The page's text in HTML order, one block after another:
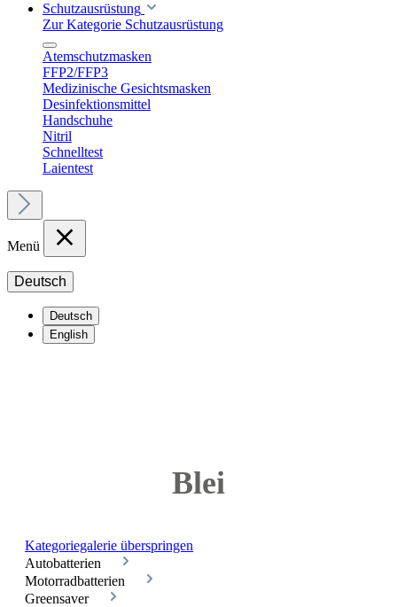
Schutzausrüstung
Zur Kategorie Schutzausrüstung
Atemschutzmasken
FFP2/FFP3
Medizinische Gesichtsmasken
Desinfektionsmittel
Handschuhe
Nitril
Schnelltest
Laientest
Menü
Deutsch
Deutsch
English
Blei
Kategoriegalerie überspringen
Autobatterien
Motorradbatterien
Greensaver